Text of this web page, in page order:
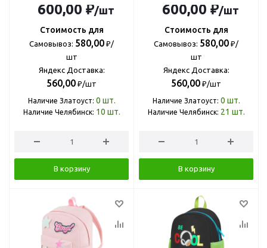
600,00 ₽/шт
Стоимость для
Самовывоз: 580,00 ₽/
шт
Яндекс Доставка:
560,00 ₽/шт
Наличие Златоуст: 0 шт.
Наличие Челябинск: 10 шт.
В корзину
600,00 ₽/шт
Стоимость для
Самовывоз: 580,00 ₽/
шт
Яндекс Доставка:
560,00 ₽/шт
Наличие Златоуст: 0 шт.
Наличие Челябинск: 21 шт.
В корзину